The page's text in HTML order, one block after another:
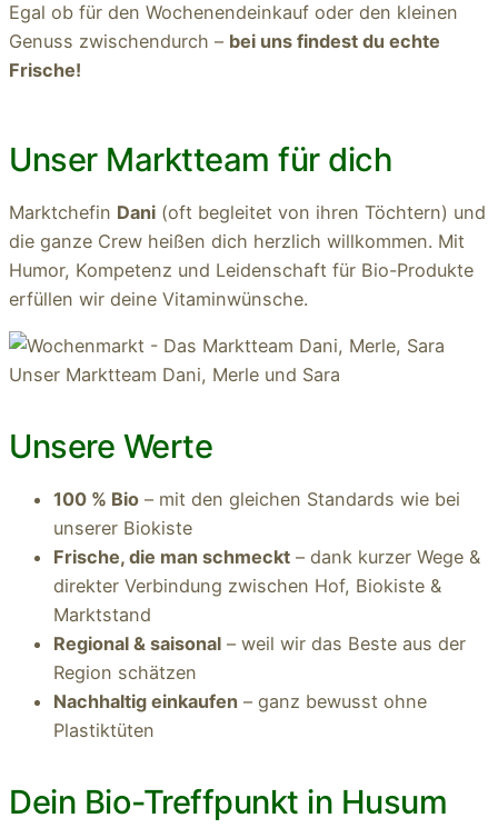
Egal ob für den Wochenendeinkauf oder den kleinen
Genuss zwischendurch – bei uns findest du echte
Frische!
Unser Marktteam für dich
Marktchefin Dani (oft begleitet von ihren Töchtern) und
die ganze Crew heißen dich herzlich willkommen. Mit
Humor, Kompetenz und Leidenschaft für Bio-Produkte
erfüllen wir deine Vitaminwünsche.
Unser Marktteam Dani, Merle und Sara
Unsere Werte
100 % Bio – mit den gleichen Standards wie bei
unserer Biokiste
Frische, die man schmeckt – dank kurzer Wege &
direkter Verbindung zwischen Hof, Biokiste &
Marktstand
Regional & saisonal – weil wir das Beste aus der
Region schätzen
Nachhaltig einkaufen – ganz bewusst ohne
Plastiktüten
Dein Bio-Treffpunkt in Husum